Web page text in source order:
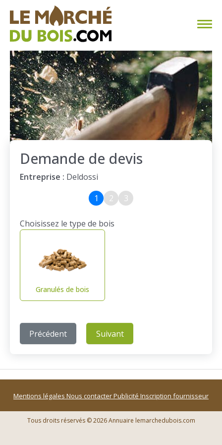
CHAUFFAGE AU BOIS
FAQ
CALCULER SA CONSOMMATION
TROUVER SON FOURNISSEUR
BLOG
ESPACE PRO
Demande de devis
Entreprise : Deldossi
1
2 3
Choisissez le type de bois
Granulés de bois
Précédent Suivant
Mentions légales Nous contacterPublicité Inscription fournisseur
Tous droits réservés © 2026 Annuaire lemarchedubois.com